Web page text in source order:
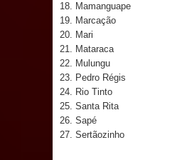
Nota de pesar:
lamenta a morte
18. Mamanguape
19. Marcação
20. Mari
21. Mataraca
22. Mulungu
23. Pedro Régis
24. Rio Tinto
25. Santa Rita
26. Sapé
27. Sertãozinho